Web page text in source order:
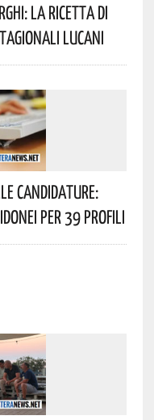
La Ricetta Di
Lucani
Candidature:
Per 39 Profili